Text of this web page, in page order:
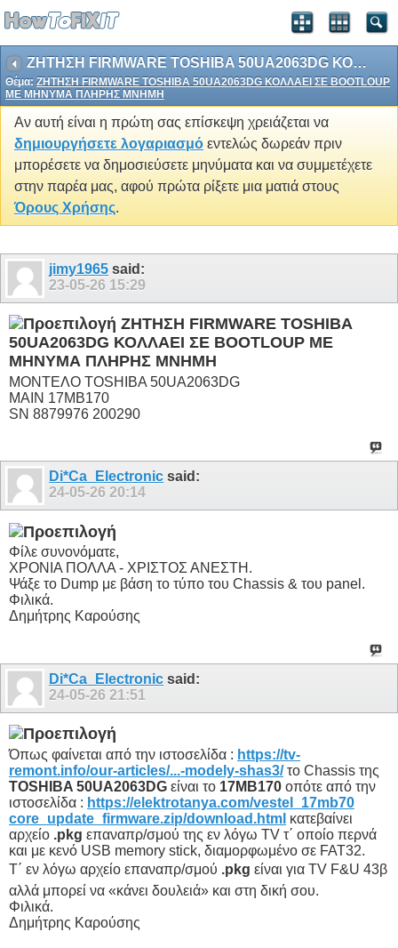
ΖΗΤΗΣΗ FIRMWARE TOSHIBA 50UA2063DG ΚΟΛΛΑΕΙ ΣΕ BOOTLOUP ΜΕ ΜΗΝΥΜΑ ΠΛΗΡΗΣ ΜΝΗΜΗ
Θέμα: ΖΗΤΗΣΗ FIRMWARE TOSHIBA 50UA2063DG ΚΟΛΛΑΕΙ ΣΕ BOOTLOUP
ΜΕ ΜΗΝΥΜΑ ΠΛΗΡΗΣ ΜΝΗΜΗ
Αν αυτή είναι η πρώτη σας επίσκεψη χρειάζεται να
δημιουργήσετε λογαριασμό εντελώς δωρεάν πριν
μπορέσετε να δημοσιεύσετε μηνύματα και να συμμετέχετε
στην παρέα μας, αφού πρώτα ρίξετε μια ματιά στους
Όρους Χρήσης.
jimy1965 said:
23-05-26 15:29
ΖΗΤΗΣΗ FIRMWARE TOSHIBA
50UA2063DG ΚΟΛΛΑΕΙ ΣΕ BOOTLOUP ΜΕ
ΜΗΝΥΜΑ ΠΛΗΡΗΣ ΜΝΗΜΗ
ΜΟΝΤΕΛΟ TOSHIBA 50UA2063DG
MAIN 17MB170
SN 8879976 200290
Di*Ca_Electronic said:
24-05-26 20:14
Φίλε συνονόματε,
ΧΡΟΝΙΑ ΠΟΛΛΑ - ΧΡΙΣΤΟΣ ΑΝΕΣΤΗ.
Ψάξε το Dump με βάση το τύπο του Chassis & του panel.
Φιλικά.
Δημήτρης Καρούσης
Di*Ca_Electronic said:
24-05-26 21:51
Όπως φαίνεται από την ιστοσελίδα : https://tv-
remont.info/our-articles/...-modely-shas3/το Chassis της
TOSHIBA 50UA2063DG είναι το 17MB170 οπότε από την
ιστοσελίδα : https://elektrotanya.com/vestel_17mb70
core_update_firmware.zip/download.html κατεβαίνει
αρχείο .pkg επαναπρ/σμού της εν λόγω TV τ΄ οποίο περνά
και με κενό USB memory stick, διαμορφωμένο σε FAT32.
Τ΄ εν λόγω αρχείο επαναπρ/σμού .pkg είναι για TV F&U 43β
αλλά μπορεί να «κάνει δουλειά» και στη δική σου.
Φιλικά.
Δημήτρης Καρούσης